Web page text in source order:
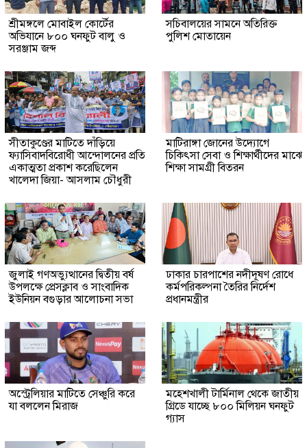
শ্রীমঙ্গলে মোবাইল কোর্টের
অভিযানে ৮০০ ঘনফুট বালু ও
সরঞ্জাম জব্দ
সচিবালয়ের সামনে অতিরিক্ত
পুলিশ মোতায়েন
সীতাকুণ্ডের মাটিতে দাঁড়িয়ে
ফ্যাসিবাদবিরোধী আন্দোলনের প্রতি
একাত্মতা প্রকাশ করেছিলেন
খালেদা জিয়া- আসলাম চৌধুরী
মাটিরাঙ্গা জোনের উদ্যোগে
চিকিৎসা সেবা ও শিক্ষার্থীদের মাঝে
শিক্ষা সামগ্রী বিতরন
জুলাই গণঅভ্যুত্থানের দ্বিতীয় বর্ষ
উপলক্ষে প্রেসক্লাব ও সাংবাদিক
ইউনিয়ন বগুড়ার আলোচনা সভা
ঢাকার চারপাশের নদীদূষণ রোধে
কর্মপরিকল্পনা তৈরির নির্দেশ
প্রধানমন্ত্রীর
অস্ট্রেলিয়ার মাটিতে সেঞ্চুরি করে
যা বললেন মিরাজ
মহেশখালী টার্মিনাল থেকে জাতীয়
গ্রিডে যাচ্ছে ৮০০ মিলিয়ন ঘনফুট
গ্যাস